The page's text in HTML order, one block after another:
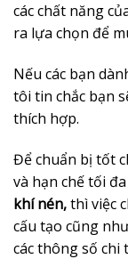
các chất năng
ra lựa chọn để
Nếu các bạn
tôi tin chắc bạn
thích hợp.
Để chuẩn bị tốt
và hạn chế tối
khí nén,thì việc
cấu tạo cũng
các thông số chi